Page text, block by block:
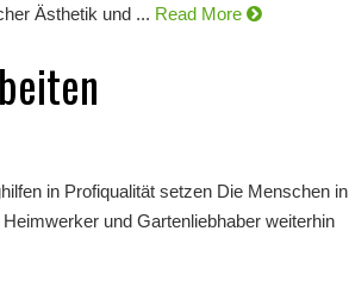
Ästhetik und ... Read More
in Profiqualität setzen Die Menschen in
und Gartenliebhaber weiterhin